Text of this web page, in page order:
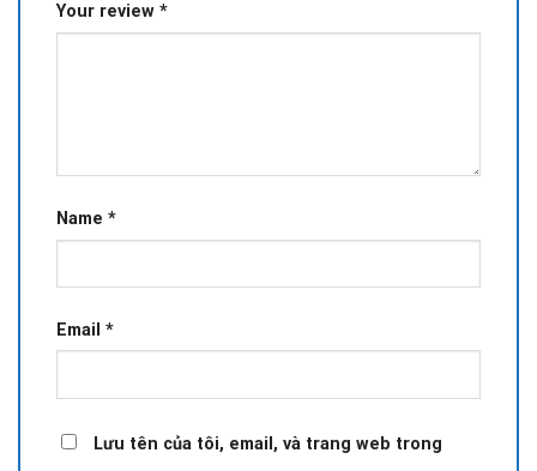
Your review *
Name *
Email *
Lưu tên của tôi, email, và trang web trong